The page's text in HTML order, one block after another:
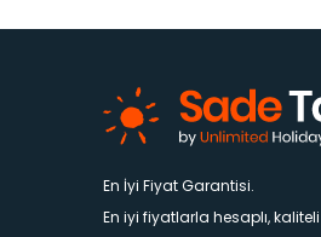
En İyi Fiyat Garantisi.
En iyi fiyatlarla hesaplı,